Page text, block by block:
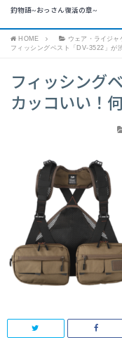
釣物語~おっさん復活の章~
HOME
ウェア・ライジャ
フィッシングベスト「DV-3522」が
フィッシング
カッコいい！